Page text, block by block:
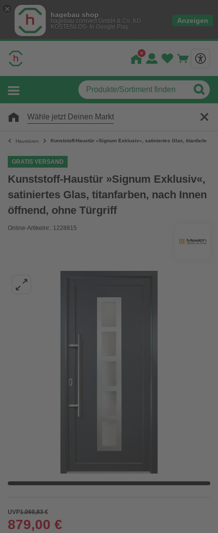
hagebau shop
hagebau connect GmbH & Co. KG
KOSTENLOS- In Google Play
Anzeigen
Wähle jetzt Deinen Markt
Haustüren Kunststoff-Haustür »Signum Exklusiv«, satiniertes Glas, titanfarben,
GRATIS VERSAND
Kunststoff-Haustür »Signum Exklusiv«,
satiniertes Glas, titanfarben, nach Innen
öffnend, ohne Türgriff
Online-Artikelnr.: 1228815
UVP1.060,83 €
879,00 €